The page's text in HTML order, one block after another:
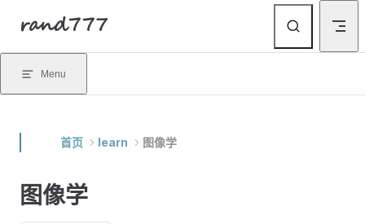
Skip to content
rand777
Menu
首页 learn 图像学
图像学